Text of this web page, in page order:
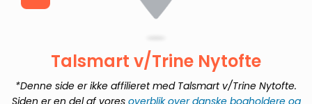
Talsmart v/Trine Nytofte
*Denne side er ikke affilieret med Talsmart v/Trine Nytofte.